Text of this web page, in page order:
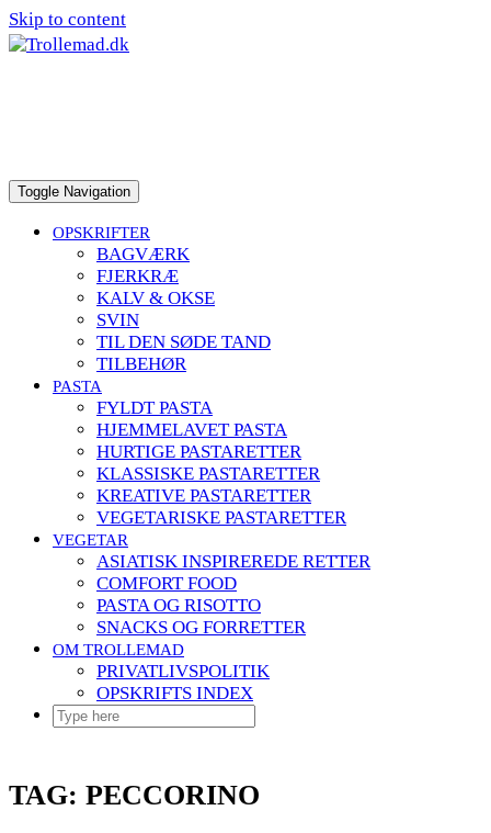
Skip to content
Toggle Navigation
OPSKRIFTER
BAGVÆRK
FJERKRÆ
KALV & OKSE
SVIN
TIL DEN SØDE TAND
TILBEHØR
PASTA
FYLDT PASTA
HJEMMELAVET PASTA
HURTIGE PASTARETTER
KLASSISKE PASTARETTER
KREATIVE PASTARETTER
VEGETARISKE PASTARETTER
VEGETAR
ASIATISK INSPIREREDE RETTER
COMFORT FOOD
PASTA OG RISOTTO
SNACKS OG FORRETTER
OM TROLLEMAD
PRIVATLIVSPOLITIK
OPSKRIFTS INDEX
TAG: PECCORINO